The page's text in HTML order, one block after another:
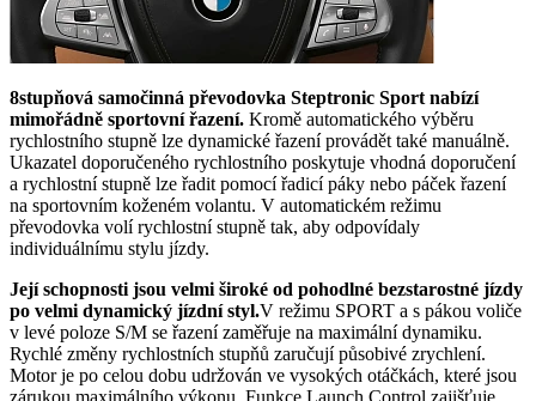
8stupňová samočinná převodovka Steptronic Sport nabízí
mimořádně sportovní řazení. Kromě automatického výběru
rychlostního stupně lze dynamické řazení provádět také manuálně.
Ukazatel doporučeného rychlostního poskytuje vhodná doporučení
a rychlostní stupně lze řadit pomocí řadicí páky nebo páček řazení
na sportovním koženém volantu. V automatickém režimu
převodovka volí rychlostní stupně tak, aby odpovídaly
individuálnímu stylu jízdy.
Její schopnosti jsou velmi široké od pohodlné bezstarostné jízdy
po velmi dynamický jízdní styl.V režimu SPORT a s pákou voliče
v levé poloze S/M se řazení zaměřuje na maximální dynamiku.
Rychlé změny rychlostních stupňů zaručují působivé zrychlení.
Motor je po celou dobu udržován ve vysokých otáčkách, které jsou
zárukou maximálního výkonu. Funkce Launch Control zajišťuje